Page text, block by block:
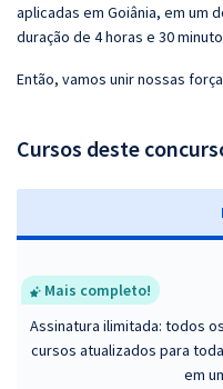
aplicadas em Goiânia, em um
duração de 4 horas e 30
Então, vamos unir nossas
Cursos deste
Mais completo!
Assinatura ilimitada: todos
cursos atualizados para
em